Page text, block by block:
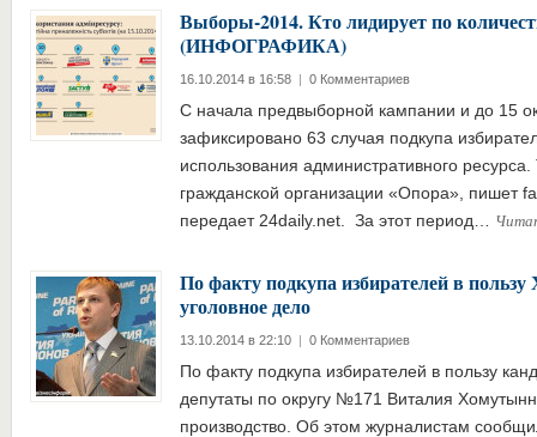
Выборы-2014. Кто лидирует по
(ИНФОГРАФИКА)
16.10.2014 в 16:58 | 0 Комментариев
С начала предвыборной кампании и до 15
зафиксировано 63 случая подкупа
использования административного
гражданской организации «Опора», пишет
передает 24daily.net. За этот период…
По факту подкупа избирателей в
уголовное дело
13.10.2014 в 22:10 | 0 Комментариев
По факту подкупа избирателей в пользу
депутаты по округу №171 Виталия
производство. Об этом журналистам